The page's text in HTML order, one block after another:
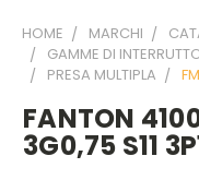
HOME MARCHI
GAMME DI
PRESA MULTIPLA
FANTON
3G0,75 S11